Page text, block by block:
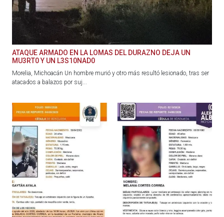
ATAQUE ARMADO EN LA LOMAS DEL DURAZNO DEJA UN
MU3RT0 Y UN L3S10NAD0
Morelia, Michoacán Un hombre murió y otro más resultó lesionado, tras ser
atacados a balazos por suj...